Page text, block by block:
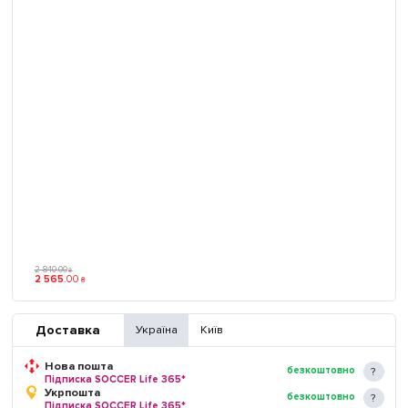
2 840.00 ₴
2 565.00 ₴
Доставка Україна Київ
Нова пошта
Підписка SOCCER Life 365*
безкоштовно
Укрпошта
Підписка SOCCER Life 365*
безкоштовно